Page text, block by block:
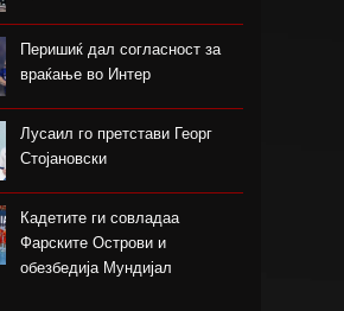
Перишиќ дал согласност за
враќање во Интер
Лусаил го претстави Георг
Стојановски
Кадетите ги совладаа
Фарските Острови и
обезбедија Мундијал